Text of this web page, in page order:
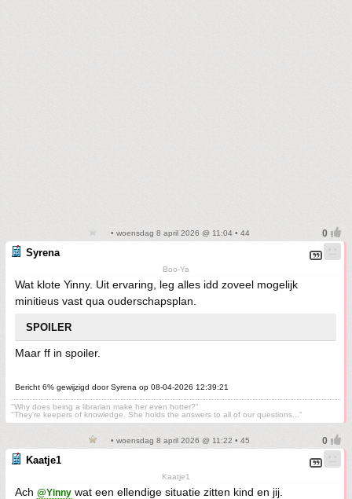
• woensdag 8 april 2026 @ 11:04 • 44
Syrena
Boo-Ya
Wat klote Yinny. Uit ervaring, leg alles idd zoveel mogelijk
minitieus vast qua ouderschapsplan.
SPOILER
Maar ff in spoiler.
Bericht 6% gewijzigd door Syrena op 08-04-2026 12:39:21
"Why does being a librarian make her even hotter?"
"They're keepers of knowledge. She holds the answers to all of our questions..."
• woensdag 8 april 2026 @ 11:22 • 45
Kaatje1
Kaatje1
Ach @Yinny wat een ellendige situatie zitten kind en jij.